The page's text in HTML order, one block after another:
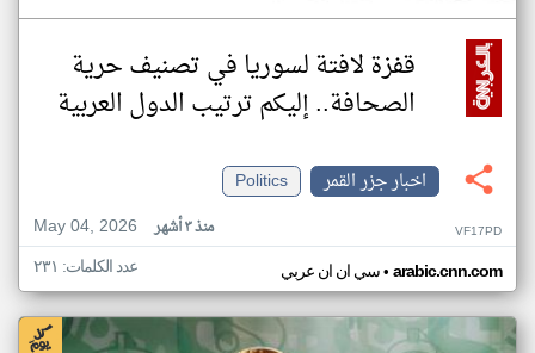
قفزة لافتة لسوريا في تصنيف حرية
الصحافة.. إليكم ترتيب الدول العربية
اخبار جزر القمر
Politics
May 04, 2026
منذ ٣ أشهر VF17PD
سي ان ان عربي• arabic.cnn.com عدد الكلمات: ٢٣١